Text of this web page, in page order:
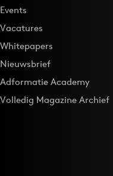
Opleidingen
Vacatures
Academy
Partners
Topics
Events
Vacatures
Whitepapers
Nieuwsbrief
Adformatie Academy
Volledig Magazine Archief